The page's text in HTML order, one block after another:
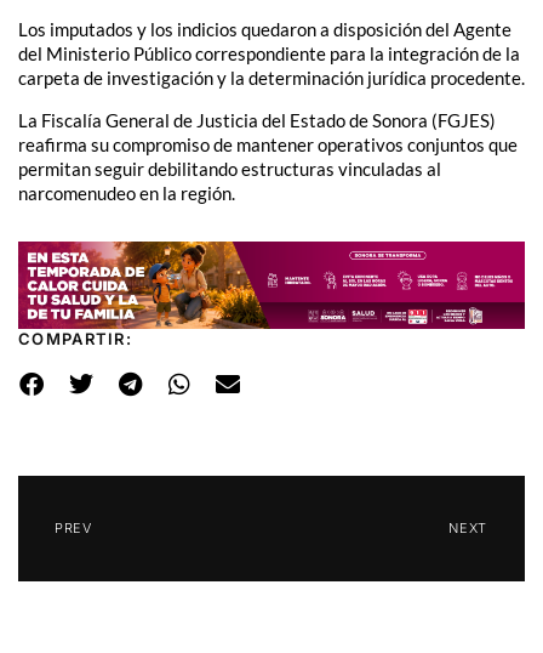
Los imputados y los indicios quedaron a disposición del Agente
del Ministerio Público correspondiente para la integración de la
carpeta de investigación y la determinación jurídica procedente.
La Fiscalía General de Justicia del Estado de Sonora (FGJES)
reafirma su compromiso de mantener operativos conjuntos que
permitan seguir debilitando estructuras vinculadas al
narcomenudeo en la región.
COMPARTIR:
PREV NEXT